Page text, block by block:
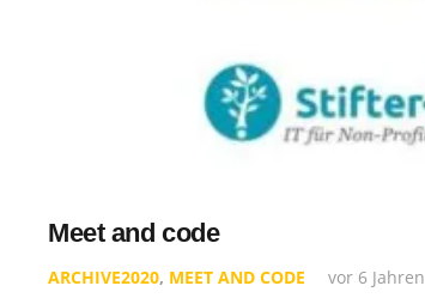
Meet and code
ARCHIVE2020, MEET AND CODE vor 6 Jahren